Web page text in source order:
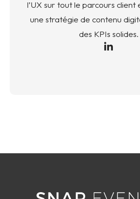
l’UX sur tout le parcours client
une stratégie de contenu
des KPIs solides.